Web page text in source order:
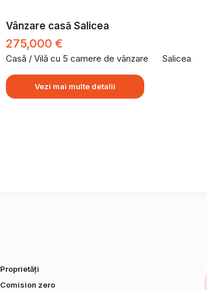
Vânzare casă Salicea
275,000 €
Casă / Vilă cu 5 camere de vânzare Salicea
Vezi mai multe detalii
Proprietăți
Comision zero